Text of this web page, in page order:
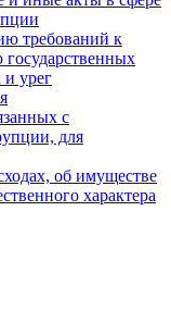
требований к
урег
с
для
об имуществе
характера